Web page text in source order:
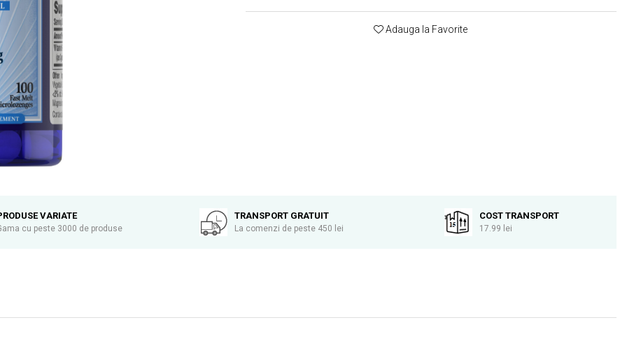
Adauga la Favorite
VARIATE
cu peste 3000 de produse
TRANSPORT GRATUIT
La comenzi de peste 450 lei
COST TRANSPORT
17.99 lei